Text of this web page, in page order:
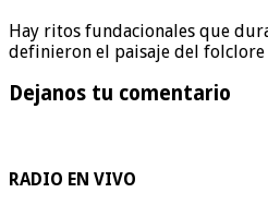
Hay ritos fundacionales que
definieron el paisaje del
Dejanos tu comentario
RADIO EN VIVO